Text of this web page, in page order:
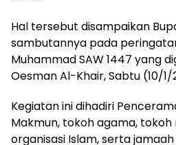
Hal tersebut disampaikan
sambutannya pada
Muhammad SAW 1447 yang
Oesman Al-Khair, Sabtu (10/1/
Kegiatan ini dihadiri
Makmun, tokoh agama,
organisasi Islam, serta